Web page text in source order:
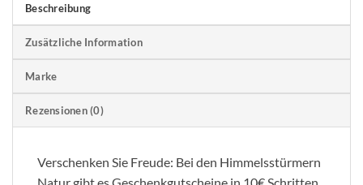
Beschreibung
Zusätzliche Information
Marke
Rezensionen (0)
Verschenken Sie Freude: Bei den Himmelsstürmern